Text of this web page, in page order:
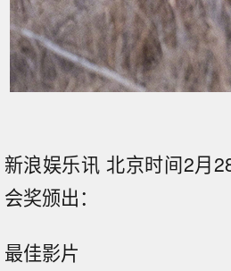
新浪娱乐讯 北京时间2月
会奖颁出：
最佳影片